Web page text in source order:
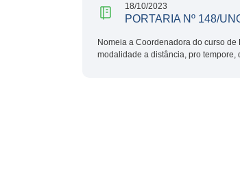
18/10/2023
PORTARIA Nº 148/
Nomeia a Coordenadora do curso
modalidade a distância, pro tempore,